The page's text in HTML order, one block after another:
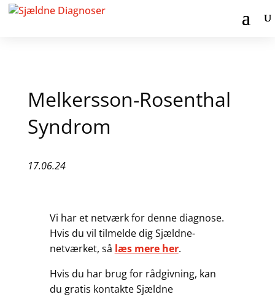
Melkersson-Rosenthal
Syndrom
17.06.24
Vi har et netværk for denne diagnose.
Hvis du vil tilmelde dig Sjældne-
netværket, så læs mere her.
Hvis du har brug for rådgivning, kan
du gratis kontakte Sjældne